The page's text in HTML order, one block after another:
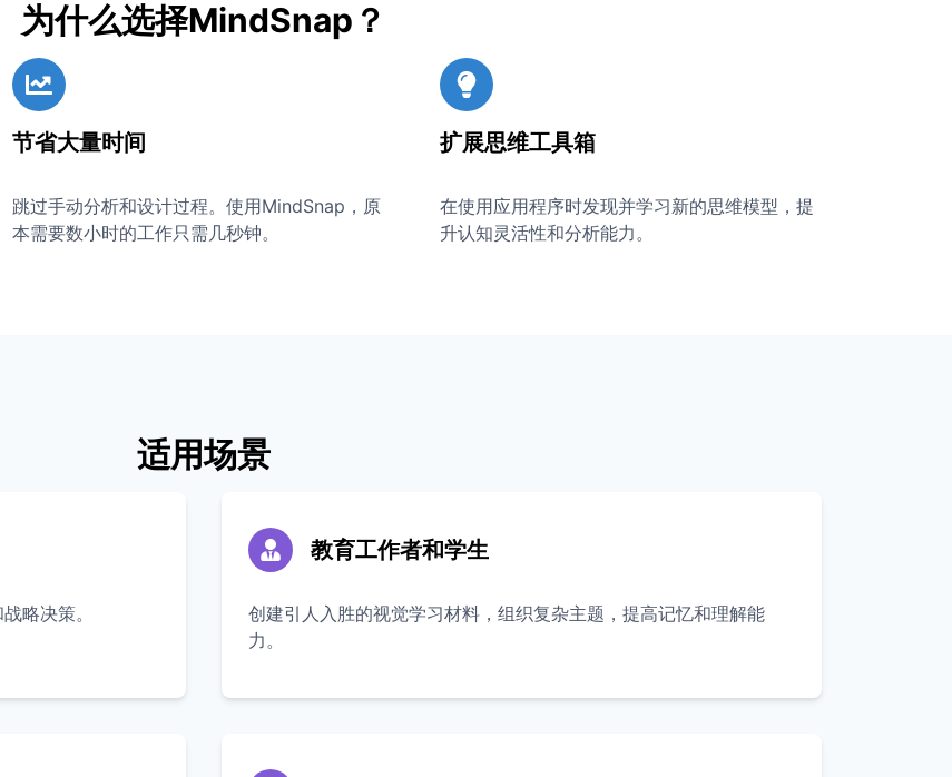
为什么选择MindSnap？
节省大量时间
跳过手动分析和设计过程。使用MindSnap，原
本需要数小时的工作只需几秒钟。
扩展思维工具箱
在使用应用程序时发现并学习新的思维模型，提
升认知灵活性和分析能力。
适用场景
略决策。
教育工作者和学生
创建引人入胜的视觉学习材料，组织复杂主题，提高记忆和理解能
力。